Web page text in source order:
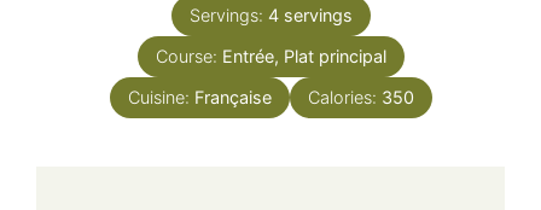
Servings: 4 servings
Course: Entrée, Plat principal
Cuisine: Française Calories: 350